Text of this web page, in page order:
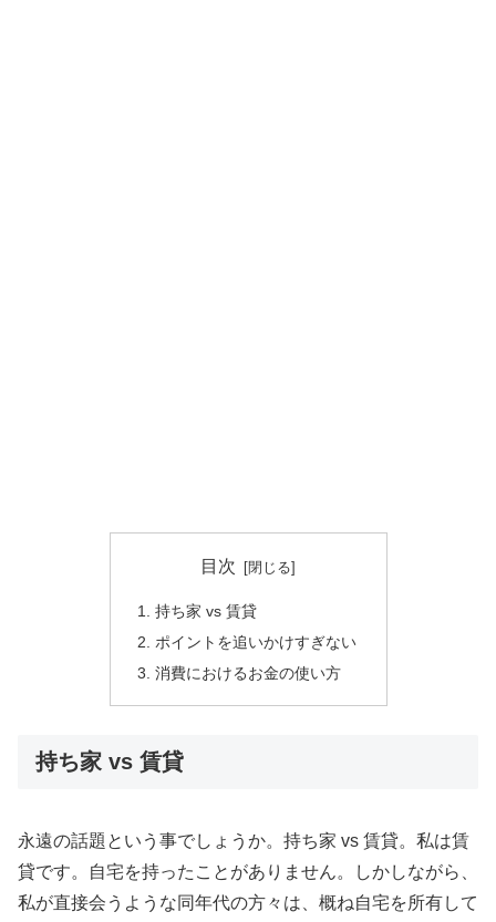
目次
持ち家 vs 賃貸
ポイントを追いかけすぎない
消費におけるお金の使い方
持ち家 vs 賃貸
永遠の話題という事でしょうか。持ち家 vs 賃貸。私は賃
貸です。自宅を持ったことがありません。しかしながら、
私が直接会うような同年代の方々は、概ね自宅を所有して